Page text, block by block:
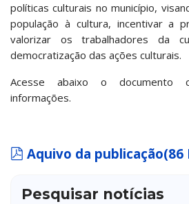
políticas culturais no município,
população à cultura, incentivar a
valorizar os trabalhadores da
democratização das ações culturais.
Acesse abaixo o documento
informações.
pdf
Aquivo da publicação(86
Pesquisar notícias